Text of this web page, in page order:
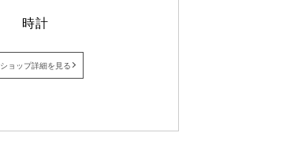
時計
ショップ詳細を見る